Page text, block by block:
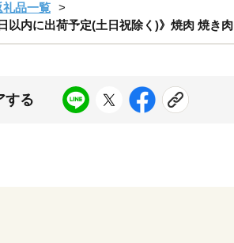
礼品一覧
以内に出荷予定(土日祝除く)》焼肉 焼き肉
する